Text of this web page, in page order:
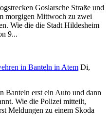
Goslarsche Straße und
morgigen Mittwoch zu zwei
Wie die die Stadt Hildesheim
9...
in Banteln in Atem Di,
Banteln erst ein Auto und dann
Wie die Polizei mitteilt,
Meldungen zu einem Skoda